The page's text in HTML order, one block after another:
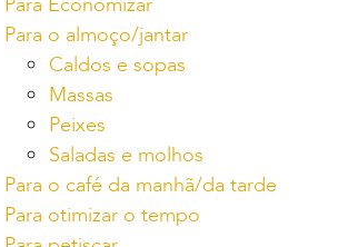
Para o almoço/jantar
Caldos e sopas
Massas
Peixes
Saladas e molhos
Para o café da manhã/da tarde
Para otimizar o tempo